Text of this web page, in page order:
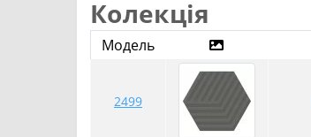
Колекція
Модель
2499